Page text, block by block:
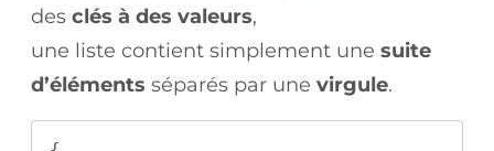
des clés à des valeurs,
une liste contient simplement une suite
d’éléments séparés par une virgule.